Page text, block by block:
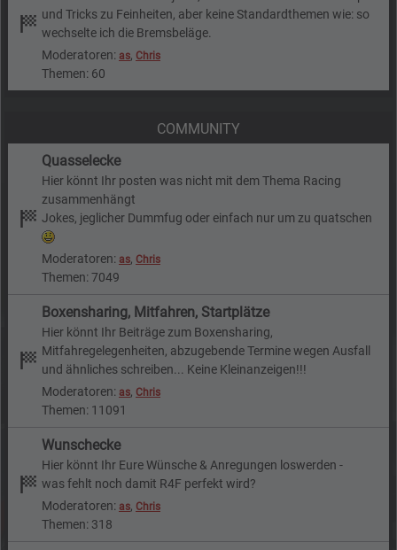
und Tricks zu Feinheiten, aber keine Standardthemen wie: so
wechselte ich die Bremsbeläge.
Moderatoren: as, Chris
Themen: 60
COMMUNITY
Quasselecke
Hier könnt Ihr posten was nicht mit dem Thema Racing
zusammenhängt
Jokes, jeglicher Dummfug oder einfach nur um zu quatschen
Moderatoren: as, Chris
Themen: 7049
Boxensharing, Mitfahren, Startplätze
Hier könnt Ihr Beiträge zum Boxensharing,
Mitfahregelegenheiten, abzugebende Termine wegen Ausfall
und ähnliches schreiben... Keine Kleinanzeigen!!!
Moderatoren: as, Chris
Themen: 11091
Wunschecke
Hier könnt Ihr Eure Wünsche & Anregungen loswerden -
was fehlt noch damit R4F perfekt wird?
Moderatoren: as, Chris
Themen: 318